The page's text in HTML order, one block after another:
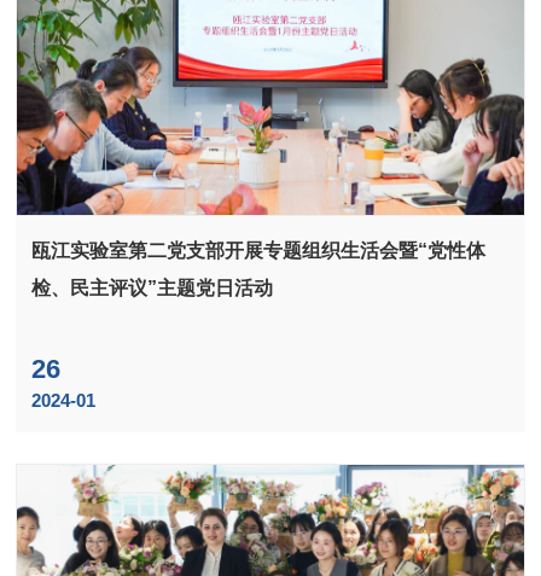
瓯江实验室第二党支部开展专题组织生活会暨“党性体
检、民主评议”主题党日活动
26
2024-01